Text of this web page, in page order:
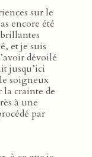
sur le
encore été
et je suis
dévoilé
jusqu’ici
soigneux
crainte de
à une
par